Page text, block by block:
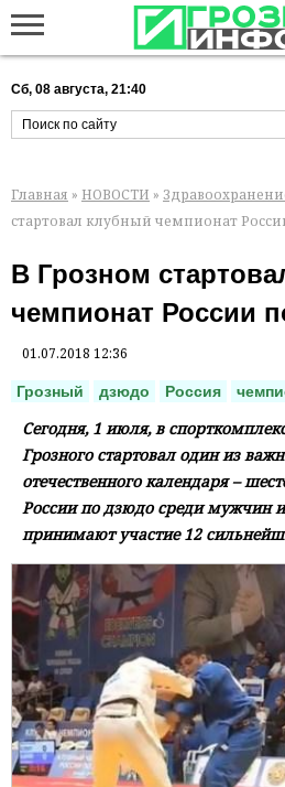
Сб, 08 августа, 21:40
Главная » НОВОСТИ »
стартовал клубный чемпионат
В Грозном
чемпионат России
01.07.2018 12:36
Грозный дзюдо Россия
Сегодня, 1 июля, в
Грозного стартовал один из
отечественного календаря –
России по дзюдо среди мужчин
принимают участие 12